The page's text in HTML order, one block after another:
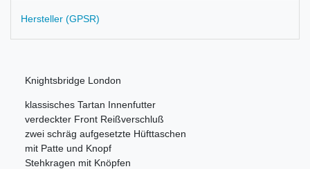
Hersteller (GPSR)
Knightsbridge London
klassisches Tartan Innenfutter
verdeckter Front Reißverschluß
zwei schräg aufgesetzte Hüfttaschen
mit Patte und Knopf
Stehkragen mit Knöpfen